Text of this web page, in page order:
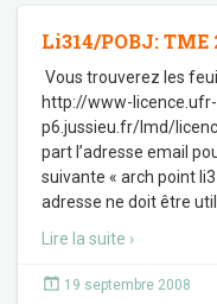
Li314/POBJ: TME
Vous trouverez les
http://www-
p6.jussieu.fr/lmd/
part l’adresse email
suivante « arch point
adresse ne doit être
Lire la suite ›
19 septembre 2008